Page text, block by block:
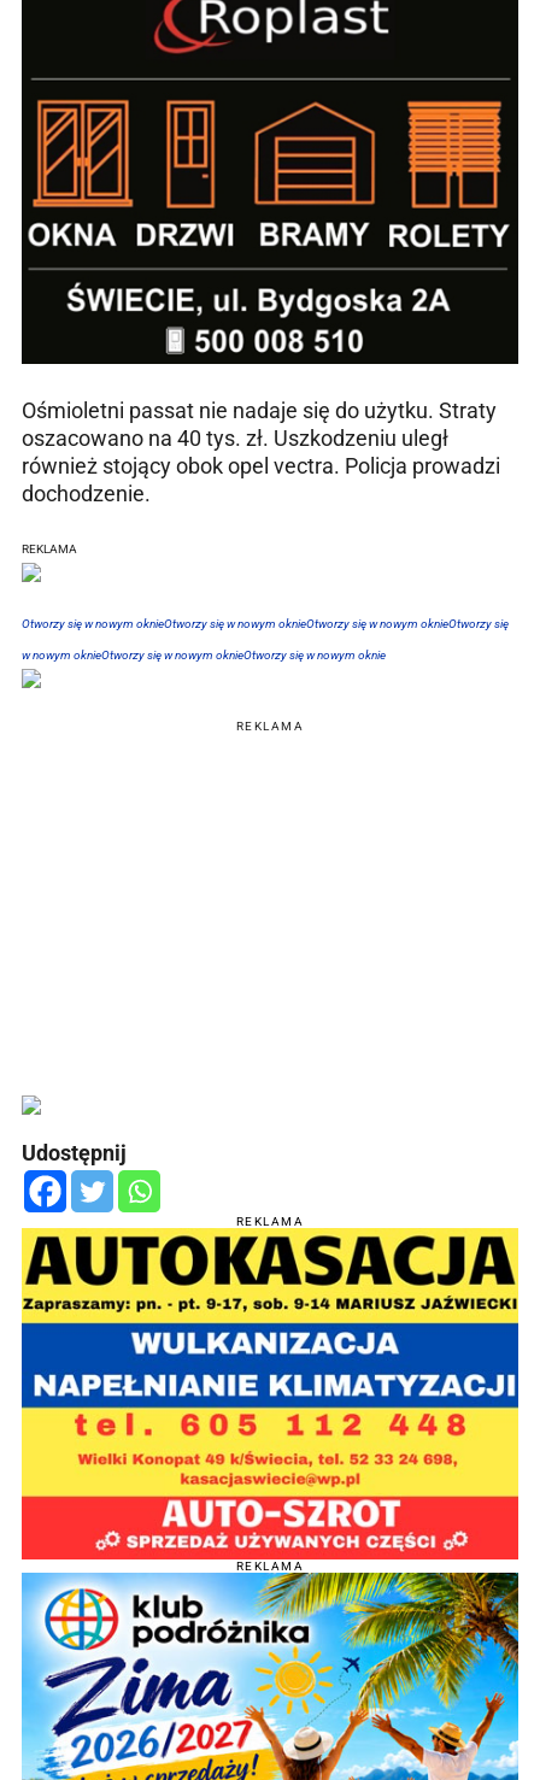
Ośmioletni passat nie nadaje się do użytku. Straty
oszacowano na 40 tys. zł. Uszkodzeniu uległ
również stojący obok opel vectra. Policja prowadzi
dochodzenie.
REKLAMA
Otworzy się w nowym oknieOtworzy się w nowym oknieOtworzy się w nowym oknieOtworzy się
w nowym oknieOtworzy się w nowym oknieOtworzy się w nowym oknie
REKLAMA
Udostępnij
REKLAMA
REKLAMA